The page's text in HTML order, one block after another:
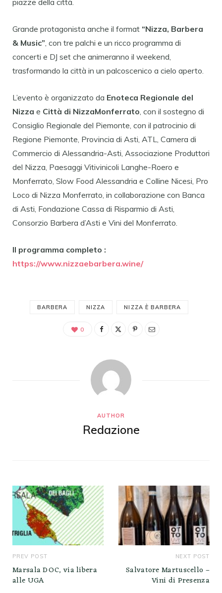
piazze della città.
Grande protagonista anche il format “Nizza, Barbera
& Music”, con tre palchi e un ricco programma di
concerti e DJ set che animeranno il weekend,
trasformando la città in un palcoscenico a cielo aperto.
L’evento è organizzato da Enoteca Regionale del
Nizza e Città di NizzaMonferrato, con il sostegno di
Consiglio Regionale del Piemonte, con il patrocinio di
Regione Piemonte, Provincia di Asti, ATL, Camera di
Commercio di Alessandria-Asti, Associazione Produttori
del Nizza, Paesaggi Vitivinicoli Langhe-Roero e
Monferrato, Slow Food Alessandria e Colline Nicesi, Pro
Loco di Nizza Monferrato, in collaborazione con Banca
di Asti, Fondazione Cassa di Risparmio di Asti,
Consorzio Barbera d’Asti e Vini del Monferrato.
Il programma completo :
https://www.nizzaebarbera.wine/
BARBERA NIZZA NIZZA È BARBERA
0
AUTHOR
Redazione
PREV POST
Marsala DOC, via libera
alle UGA
NEXT POST
Salvatore Martuscello –
Vini di Presenza